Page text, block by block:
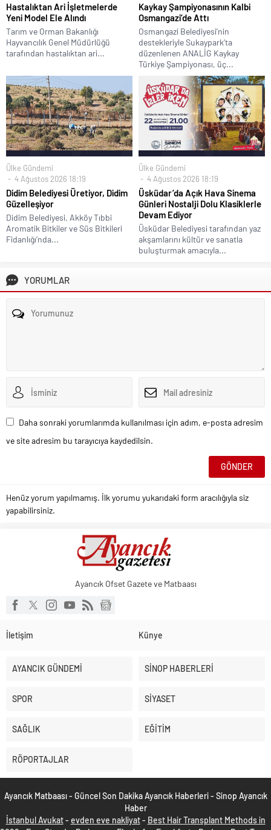
Hastalıktan Ari İşletmelerde
Yeni Model Ele Alındı
Tarım ve Orman Bakanlığı
Hayvancılık Genel Müdürlüğü
tarafından hastalıktan ari...
Kaykay Şampiyonasının Kalbi
Osmangazi’de Attı
Osmangazi Belediyesi’nin
destekleriyle Sukaypark’ta
düzenlenen ANALİG Kaykay
Türkiye Şampiyonası, üç...
Ülke Gündemi
4 Ağustos 2026 18:19
Didim Belediyesi Üretiyor, Didim
Güzelleşiyor
Didim Belediyesi, Akköy Tıbbi
Aromatik Bitkiler ve Süs Bitkileri
Fidanlığı’nda...
Ülke Gündemi
4 Ağustos 2026 18:19
Üsküdar’da Açık Hava Sinema
Günleri Nostalji Dolu Klasiklerle
Devam Ediyor
Üsküdar Belediyesi tarafından yaz
akşamlarını kültür ve sanatla
buluşturmak amacıyla...
YORUMLAR
Daha sonraki yorumlarımda kullanılması için adım, e-posta adresim
ve site adresim bu tarayıcıya kaydedilsin.
Henüz yorum yapılmamış. İlk yorumu yukarıdaki form aracılığıyla siz
yapabilirsiniz.
Ayancık Ofset Gazete ve Matbaası
İletişim Künye
AYANCIK GÜNDEMİ SİNOP HABERLERİ
SPOR SİYASET
SAĞLIK EĞİTİM
RÖPORTAJLAR
Ayancık Matbaası - Güncel Son Dakika Ayancık Haberleri - Sinop Ayancık
Haber
İstanbul Avukat- evden eve nakliyat- Best Hair Transplant Methods in